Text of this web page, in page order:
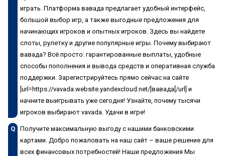
играть. Платформа вавада предлагает удобный интерфейс,
большой выбор игр, а также выгодные предложения для
начинающих игроков и опытных игроков. Здесь вы найдете
слоты, рулетку и другие популярные игры. Почему выбирают
вавада? Всё просто: гарантированные выплаты, удобные
способы пополнения и вывода средств и оперативная служба
поддержки. Зарегистрируйтесь прямо сейчас на сайте
[url=https://vavada.website.yandexcloud.net/]вавада[/url] и
начните выигрывать уже сегодня! Узнайте, почему тысячи
игроков выбирают vavada. Удачи в игре!
Q
Получите максимальную выгоду с нашими банковскими
картами. Добро пожаловать на наш сайт – ваше решение для
всех финансовых потребностей! Наши предложения Мы